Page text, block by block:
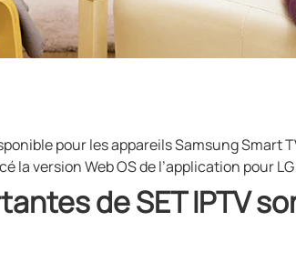
pour les appareils Samsung Smart
version Web OS de l’application pour
de SET IPTV